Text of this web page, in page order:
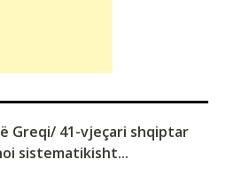
Greqi/ 41-vjeçari shqiptar
sistematikisht...